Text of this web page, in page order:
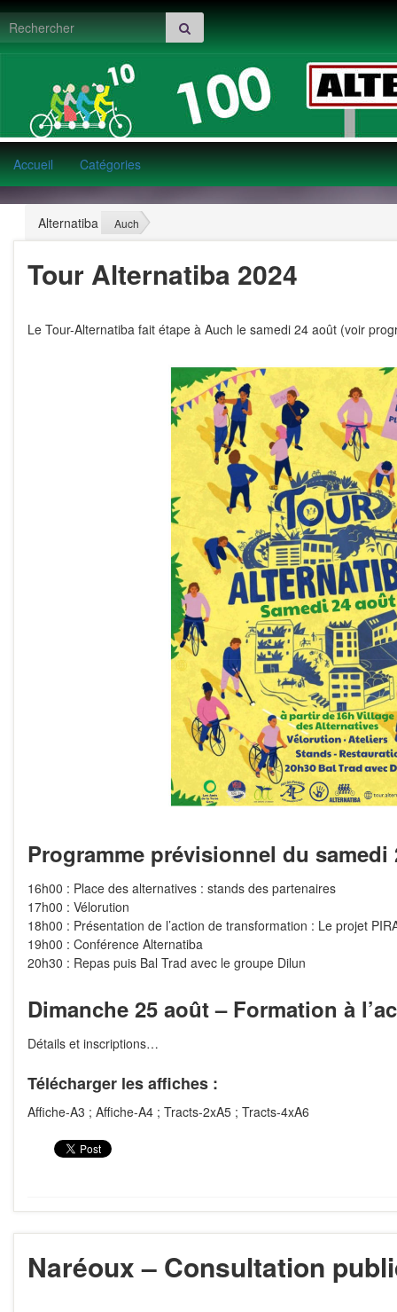
Search for:
Accueil Catégories
Alternatiba Auch
Tour Alternatiba 2024
Le Tour-Alternatiba fait étape à Auch le samedi 24 août (voir
Programme prévisionnel du samedi
16h00 : Place des alternatives : stands des partenaires
17h00 : Vélorution
18h00 : Présentation de l’action de transformation : Le projet
19h00 : Conférence Alternatiba
20h30 : Repas puis Bal Trad avec le groupe Dilun
Dimanche 25 août – Formation à
Détails et inscriptions…
Télécharger les affiches :
Affiche-A3 ; Affiche-A4 ; Tracts-2xA5 ; Tracts-4xA6
Naréoux – Consultation